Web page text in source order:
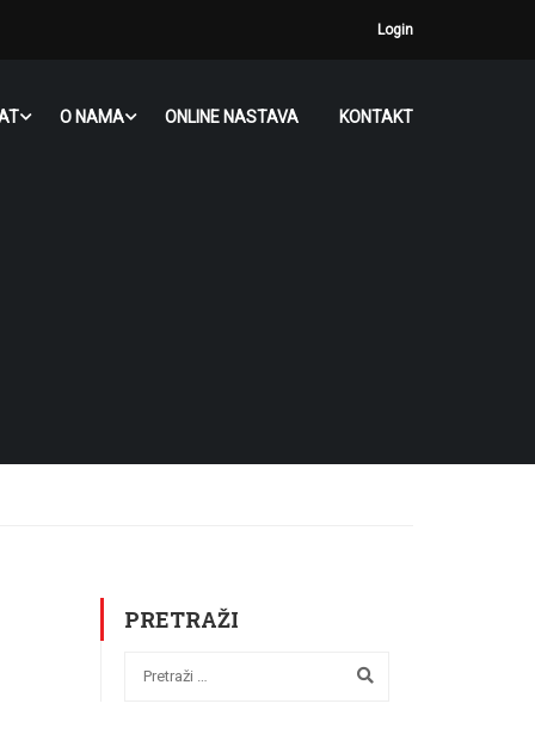
Login
O NAMA ONLINE NASTAVA KONTAKT
PRETRAŽI